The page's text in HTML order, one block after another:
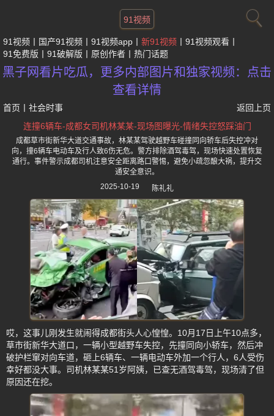
91视频
91视频 国产91视频 91视频app 新91视频
91视频观看
91免费版
91破解版 原创作者 热门话题
黑子网看片吃瓜，更多内部图片和独家视频：点击
查看详情
首页 社会时事
返回上页
连撞6辆车-成都女司机林某某-现场图曝光-情绪失控怒踩油门
成都草市街新华大道交通事故，林某某驾驶越野车碰撞同向轿车后失控冲对
向，撞6辆车电动车及行人致6伤无危。警方排除酒驾毒驾，现场快速处置恢复
通行。事件警示成都司机注意安全距离路口警惕，避免小疏忽酿大祸，提升交
通安全意识。
2025-10-19
陈礼礼
哎，这事儿刚发生就闹得成都街头人心惶惶。10月17日上午10点多，
草市街新华大道口，一辆小型越野车失控，先撞同向小轿车，然后冲
破护栏窜对向车道，砸上6辆车、一辆电动车外加一个行人，6人受伤
幸好都没大事。司机林某某51岁阿姨，已查无酒驾毒驾，现场清了但
原因还在挖。